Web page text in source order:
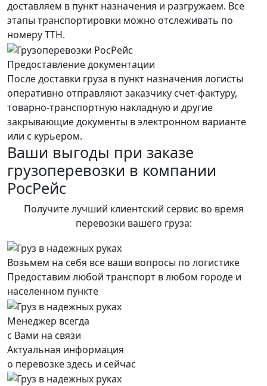
доставляем в пункт назначения и разгружаем. Все
этапы транспортировки можно отслеживать по
номеру ТТН.
Предоставление документации
После доставки груза в пункт назначения логисты
оперативно отправляют заказчику счет-фактуру,
товарно-транспортную накладную и другие
закрывающие документы в электронном варианте
или с курьером.
Ваши выгоды при заказе
грузоперевозки в компании
РосРейс
Получите лучший клиентский сервис во время
перевозки вашего груза:
Возьмем на себя все ваши вопросы по логистике
Предоставим любой транспорт в любом городе и
населенном пункте
Менеджер всегда
с Вами на связи
Актуальная информация
о перевозке здесь и сейчас